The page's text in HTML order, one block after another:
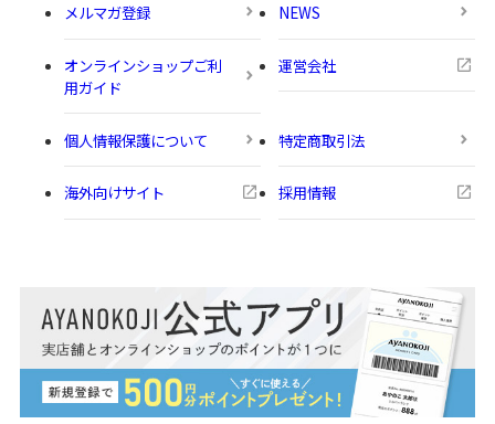
メルマガ登録 NEWS
オンラインショップご利
用ガイド
運営会社
個人情報保護について 特定商取引法
海外向けサイト 採用情報